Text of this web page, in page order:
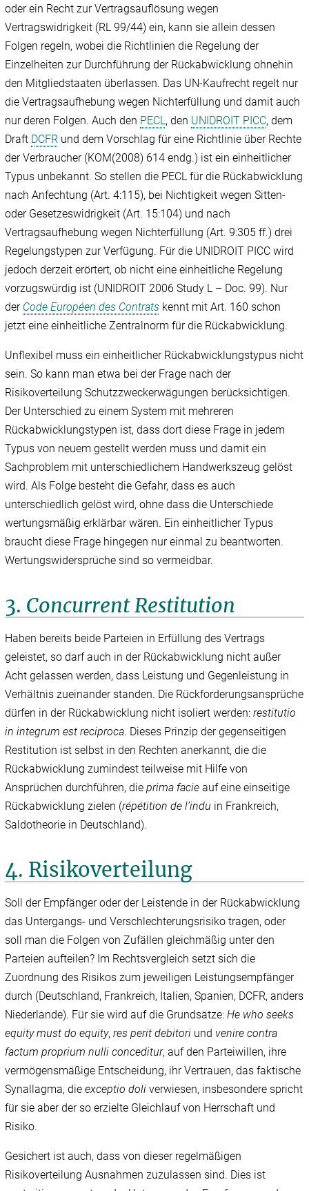
oder ein Recht zur Vertragsauflösung wegen
Vertragswidrigkeit (RL 99/‌44) ein, kann sie allein dessen
Folgen regeln, wobei die Richtlinien die Regelung der
Einzelheiten zur Durchführung der Rückabwicklung ohnehin
den Mitgliedstaaten überlassen. Das UN-Kaufrecht regelt nur
die Vertragsaufhebung wegen Nichterfüllung und damit auch
nur deren Folgen. Auch den PECL, den UNIDROIT PICC, dem
Draft DCFR und dem Vorschlag für eine Richtlinie über Rechte
der Verbraucher (KOM(2008) 614 endg.) ist ein einheitlicher
Typus unbekannt. So stellen die PECL für die Rückabwicklung
nach Anfechtung (Art. 4:115), bei Nichtigkeit wegen Sitten-
oder Gesetzeswidrigkeit (Art. 15:104) und nach
Vertragsaufhebung wegen Nichterfüllung (Art. 9:305 ff.) drei
Regelungstypen zur Verfügung. Für die UNIDROIT PICC wird
jedoch derzeit erörtert, ob nicht eine einheitliche Regelung
vorzugswürdig ist (UNIDROIT 2006 Study L – Doc. 99). Nur
der Code Européen des Contrats kennt mit Art. 160 schon
jetzt eine einheitliche Zentralnorm für die Rückabwicklung.
Unflexibel muss ein einheitlicher Rückabwicklungstypus nicht
sein. So kann man etwa bei der Frage nach der
Risikoverteilung Schutzzweckerwägungen berücksichtigen.
Der Unterschied zu einem System mit mehreren
Rückabwicklungstypen ist, dass dort diese Frage in jedem
Typus von neuem gestellt werden muss und damit ein
Sachproblem mit unterschiedlichem Handwerkszeug gelöst
wird. Als Folge besteht die Gefahr, dass es auch
unterschiedlich gelöst wird, ohne dass die Unterschiede
wertungsmäßig erklärbar wären. Ein einheitlicher Typus
braucht diese Frage hingegen nur einmal zu beantworten.
Wertungswidersprüche sind so vermeidbar.
3. Concurrent Restitution
Haben bereits beide Parteien in Erfüllung des Vertrags
geleistet, so darf auch in der Rückabwicklung nicht außer
Acht gelassen werden, dass Leistung und Gegenleistung in
Verhältnis zueinander standen. Die Rückforderungsansprüche
dürfen in der Rückabwicklung nicht isoliert werden:restitutio
in integrum est reciproca. Dieses Prinzip der gegenseitigen
Restitution ist selbst in den Rechten anerkannt, die die
Rückabwicklung zumindest teilweise mit Hilfe von
Ansprüchen durchführen, dieprima facie auf eine einseitige
Rückabwicklung zielen (répétition de l’indu in Frankreich,
Saldotheorie in Deutschland).
4. Risikoverteilung
Soll der Empfänger oder der Leistende in der Rückabwicklung
das Untergangs- und Verschlechterungsrisiko tragen, oder
soll man die Folgen von Zufällen gleichmäßig unter den
Parteien aufteilen? Im Rechtsvergleich setzt sich die
Zuordnung des Risikos zum jeweiligen Leistungsempfänger
durch (Deutschland, Frankreich, Italien, Spanien, DCFR, anders
Niederlande). Für sie wird auf die Grundsätze:He who seeks
equity must do equity,res perit debitori und venire contra
factum proprium nulli conceditur, auf den Parteiwillen, ihre
vermögensmäßige Entscheidung, ihr Vertrauen, das faktische
Synallagma, dieexceptio doli verwiesen, insbesondere spricht
für sie aber der so erzielte Gleichlauf von Herrschaft und
Risiko.
Gesichert ist auch, dass von dieser regelmäßigen
Risikoverteilung Ausnahmen zuzulassen sind. Dies ist